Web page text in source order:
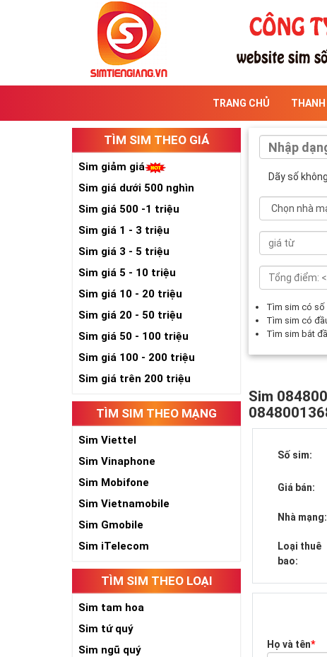
TRANG CHỦ THANH
TÌM SIM THEO GIÁ
Sim giảm giá
Sim giá dưới 500 nghìn
Sim giá 500 -1 triệu
Sim giá 1 - 3 triệu
Sim giá 3 - 5 triệu
Sim giá 5 - 10 triệu
Sim giá 10 - 20 triệu
Sim giá 20 - 50 triệu
Sim giá 50 - 100 triệu
Sim giá 100 - 200 triệu
Sim giá trên 200 triệu
TÌM SIM THEO MẠNG
Sim Viettel
Sim Vinaphone
Sim Mobifone
Sim Vietnamobile
Sim Gmobile
Sim iTelecom
TÌM SIM THEO LOẠI
Sim tam hoa
Sim tứ quý
Sim ngũ quý
Dãy số
Tìm sim có số
Tìm sim có
Tìm sim bắt
Sim
Số sim:
Giá bán:
Nhà mạng:
Loại thuê
bao:
Họ và tên*